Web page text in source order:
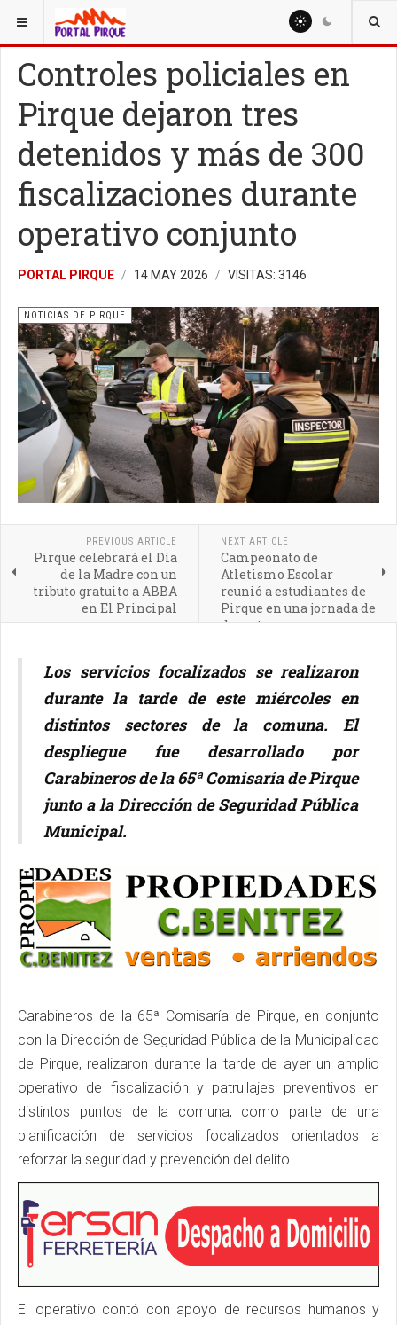
ESTÁ AQUÍ: NOTICIAS
Controles policiales en
Pirque dejaron tres
detenidos y más de 300
fiscalizaciones durante
operativo conjunto
PORTAL PIRQUE 14 MAY 2026 VISITAS: 3146
NOTICIAS DE PIRQUE
PREVIOUS ARTICLE
Pirque celebrará el Día
de la Madre con un
tributo gratuito a ABBA
en El Principal
NEXT ARTICLE
Campeonato de
Atletismo Escolar
reunió a estudiantes de
Pirque en una jornada de
deporte y sana
Los servicios focalizados se realizaron
durante la tarde de este miércoles en
distintos sectores de la comuna. El
despliegue fue desarrollado por
Carabineros de la 65ª Comisaría de Pirque
junto a la Dirección de Seguridad Pública
Municipal.
Carabineros de la 65ª Comisaría de Pirque, en conjunto
con la Dirección de Seguridad Pública de la Municipalidad
de Pirque, realizaron durante la tarde de ayer un amplio
operativo de fiscalización y patrullajes preventivos en
distintos puntos de la comuna, como parte de una
planificación de servicios focalizados orientados a
reforzar la seguridad y prevención del delito.
El operativo contó con apoyo de recursos humanos y